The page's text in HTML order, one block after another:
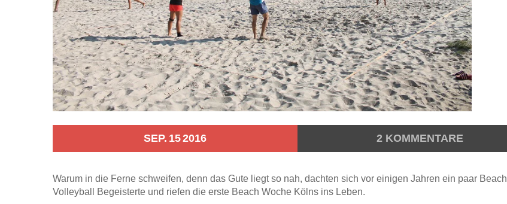
SEP. 152016 2 KOMMENTARE
Warum in die Ferne schweifen, denn das Gute liegt so nah, dachten sich vor einigen Jahren ein paar Beach
Volleyball Begeisterte und riefen die erste Beach Woche Kölns ins Leben.